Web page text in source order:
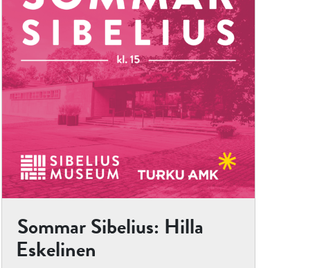
Sommar Sibelius: Hilla
Eskelinen